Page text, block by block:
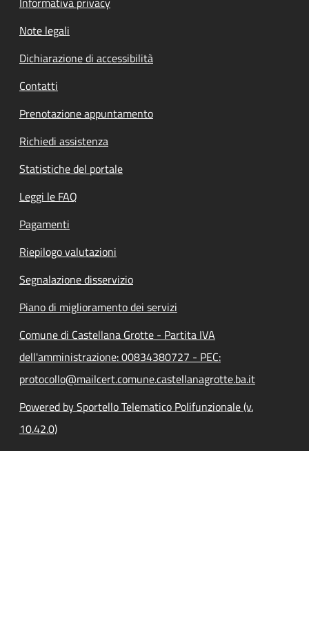
Note legali
Dichiarazione di accessibilità
Contatti
Prenotazione appuntamento
Richiedi assistenza
Statistiche del portale
Leggi le FAQ
Pagamenti
Riepilogo valutazioni
Segnalazione disservizio
Piano di miglioramento dei servizi
Comune di Castellana Grotte - Partita IVA
dell'amministrazione: 00834380727 - PEC:
protocollo@mailcert.comune.castellanagrotte.ba.it
Powered by Sportello Telematico Polifunzionale (v.
10.42.0)